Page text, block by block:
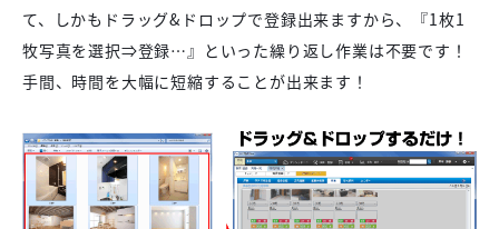
て、しかもドラッグ&ドロップで登録出来ますから、『1枚1
牧写真を選択⇒登録…』といった繰り返し作業は不要です！
手間、時間を大幅に短縮することが出来ます！